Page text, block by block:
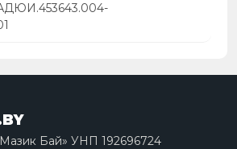
Бай» УНП 192696724